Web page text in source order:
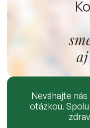
Neváhajte
otázkou.